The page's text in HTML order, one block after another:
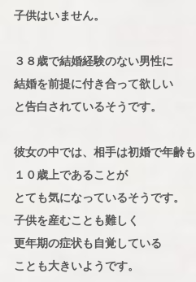
子供はいません。
３８歳で結婚経験のない男性に
結婚を前提に付き合って欲しい
と告白されているそうです。
彼女の中では、相手は初婚で年齢も
１０歳上であることが
とても気になっているそうです。
子供を産むことも難しく
更年期の症状も自覚している
ことも大きいようです。